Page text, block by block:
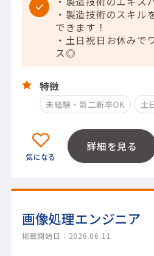
・製造技術のスキル
できます！
・土日祝日お休みで
ス◎
特徴
未経験・第二新卒OK 土
詳細を見る
画像処理エンジニア
掲載開始日：2026.06.11